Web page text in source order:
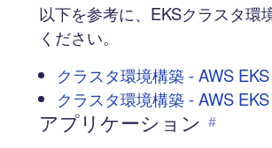
以下を参考に、EKSクラスタ環
ください。
クラスタ環境構築 - AWS
クラスタ環境構築 - AWS
アプリケーション #